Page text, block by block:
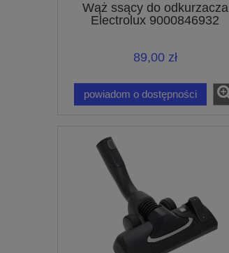
Wąż ssący do odkurzacza
Electrolux 9000846932
89,00 zł
powiadom o dostępności